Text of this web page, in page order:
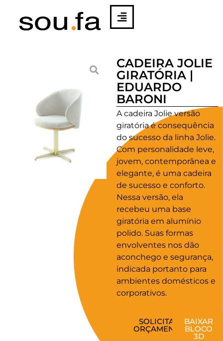
CADEIRA JOLIE
GIRATÓRIA |
EDUARDO
BARONI
A cadeira Jolie versão
giratória é consequência
do sucesso da linha Jolie.
Com personalidade leve,
jovem, contemporânea e
elegante, é uma cadeira
de sucesso e conforto.
Nessa versão, ela
recebeu uma base
giratória em alumínio
polido. Suas formas
envolventes nos dão
aconchego e segurança,
indicada portanto para
ambientes domésticos e
corporativos.
SOLICITAR
ORÇAMENTO
BAIXAR
BLOCO
3D